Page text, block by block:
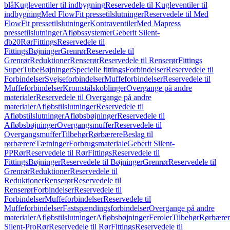
blåKugleventiler til indbygningReservedele til Kugleventiler til
indbygningMed FlowFit pressetilslutningerReservedele til Med
FlowFit pressetilslutningerKontraventilerMed Mapress
pressetilslutningerAfløbssystemerGeberit Silent-
db20RørFittingsReservedele til
FittingsBøjningerGrenrørReservedele til
GrenrørReduktionerRenserørReservedele til RenserørFittings
SuperTubeBøjningerSpecielle fittingsForbindelserReservedele til
ForbindelserSvejseforbindelserMuffeforbindelserReservedele til
MuffeforbindelserKromstålskoblingerOvergange på andre
materialerReservedele til Overgange på andre
materialerAfløbstilslutningerReservedele til
AfløbstilslutningerAfløbsbøjningerReservedele til
AfløbsbøjningerOvergangsmufferReservedele til
OvergangsmufferTilbehørRørbærereBeslag til
rørbærereTætningerForbrugsmaterialeGeberit Silent-
PPRørReservedele til RørFittingsReservedele til
FittingsBøjningerReservedele til BøjningerGrenrørReservedele til
GrenrørReduktionerReservedele til
ReduktionerRenserørReservedele til
RenserørForbindelserReservedele til
ForbindelserMuffeforbindelserReservedele til
MuffeforbindelserFastspændingsforbindelserOvergange på andre
materialerAfløbstilslutningerAfløbsbøjningerFerolerTilbehør
Silent-ProRørReservedele til RørFittingsReservedele til